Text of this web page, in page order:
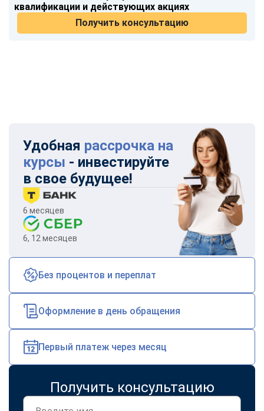
квалификации и действующих акциях
Получить консультацию
Удобная рассрочка на
курсы - инвестируйте
в свое будущее!
6 месяцев
6, 12 месяцев
Без процентов и переплат
Оформление в день обращения
Первый платеж через месяц
Получить консультацию